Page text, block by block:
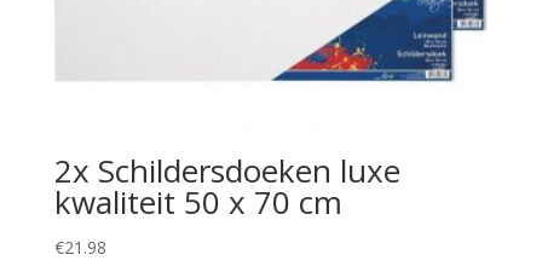
2x Schildersdoeken luxe
kwaliteit 50 x 70 cm
€21.98